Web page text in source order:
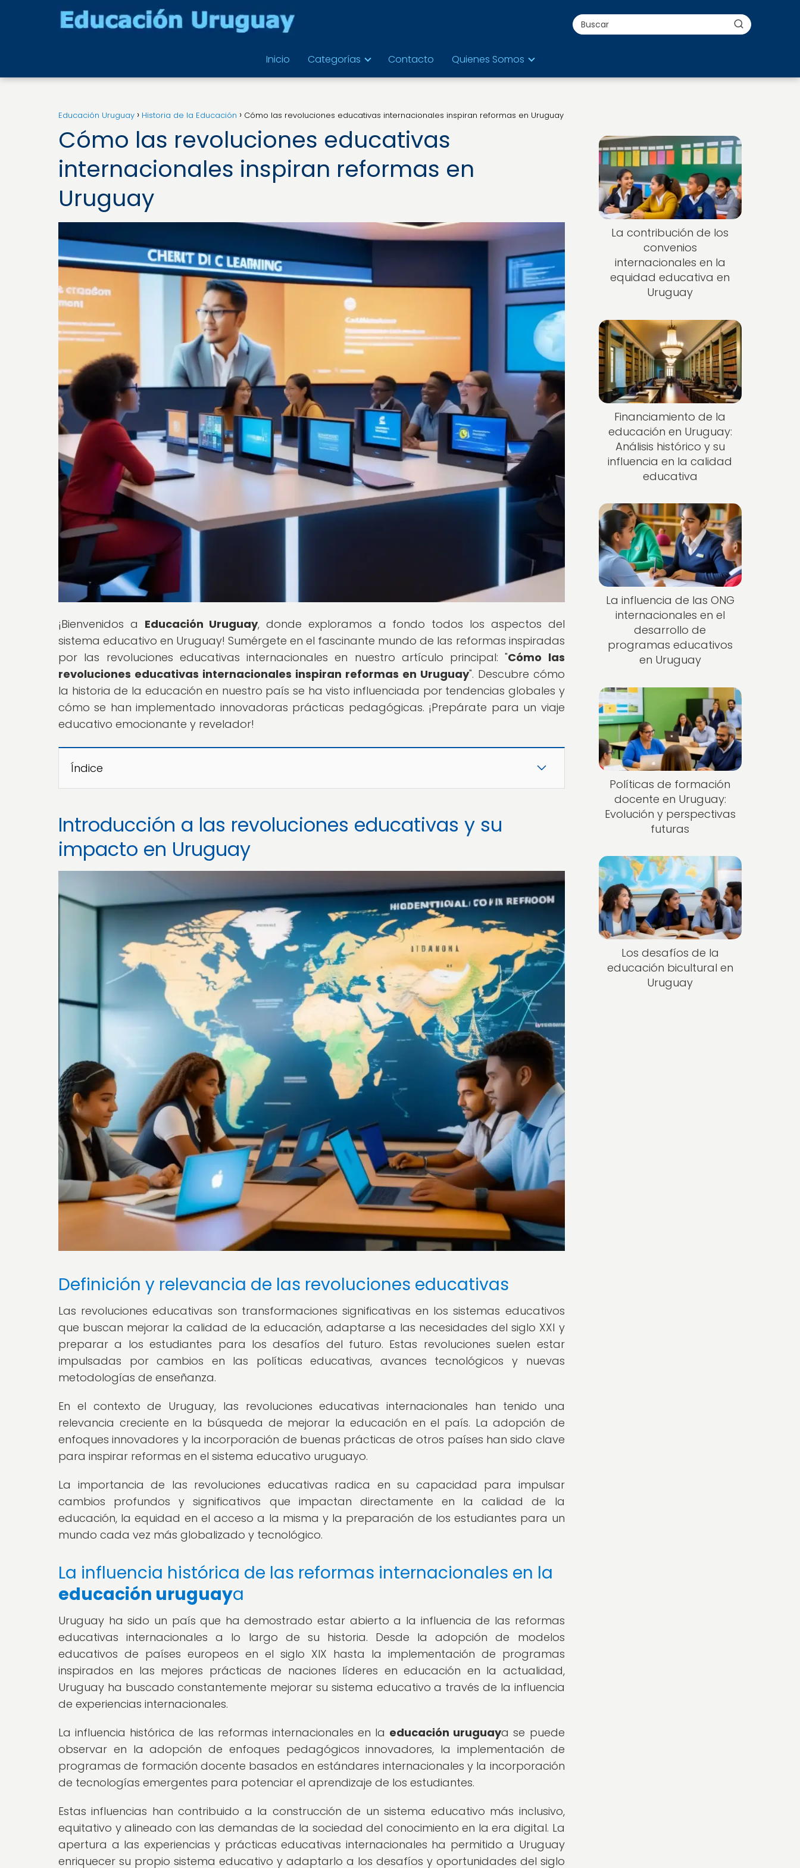
Inicio Categorías Contacto Quienes Somos
Educación Uruguay Historia de la Educación Cómo las revoluciones educativas internacionales inspiran reformas en Uruguay
Cómo las revoluciones educativas
internacionales inspiran reformas en
Uruguay
¡Bienvenidos a Educación Uruguay, donde exploramos a fondo todos los aspectos del
sistema educativo en Uruguay! Sumérgete en el fascinante mundo de las reformas inspiradas
por las revoluciones educativas internacionales en nuestro artículo principal: "Cómo las
revoluciones educativas internacionales inspiran reformas en Uruguay". Descubre cómo
la historia de la educación en nuestro país se ha visto influenciada por tendencias globales y
cómo se han implementado innovadoras prácticas pedagógicas. ¡Prepárate para un viaje
educativo emocionante y revelador!
Índice
Introducción a las revoluciones educativas y su
impacto en Uruguay
Definición y relevancia de las revoluciones educativas
Las revoluciones educativas son transformaciones significativas en los sistemas educativos
que buscan mejorar la calidad de la educación, adaptarse a las necesidades del siglo XXI y
preparar a los estudiantes para los desafíos del futuro. Estas revoluciones suelen estar
impulsadas por cambios en las políticas educativas, avances tecnológicos y nuevas
metodologías de enseñanza.
En el contexto de Uruguay, las revoluciones educativas internacionales han tenido una
relevancia creciente en la búsqueda de mejorar la educación en el país. La adopción de
enfoques innovadores y la incorporación de buenas prácticas de otros países han sido clave
para inspirar reformas en el sistema educativo uruguayo.
La importancia de las revoluciones educativas radica en su capacidad para impulsar
cambios profundos y significativos que impactan directamente en la calidad de la
educación, la equidad en el acceso a la misma y la preparación de los estudiantes para un
mundo cada vez más globalizado y tecnológico.
La influencia histórica de las reformas internacionales en la
educación uruguaya
Uruguay ha sido un país que ha demostrado estar abierto a la influencia de las reformas
educativas internacionales a lo largo de su historia. Desde la adopción de modelos
educativos de países europeos en el siglo XIX hasta la implementación de programas
inspirados en las mejores prácticas de naciones líderes en educación en la actualidad,
Uruguay ha buscado constantemente mejorar su sistema educativo a través de la influencia
de experiencias internacionales.
La influencia histórica de las reformas internacionales en la educación uruguaya se puede
observar en la adopción de enfoques pedagógicos innovadores, la implementación de
programas de formación docente basados en estándares internacionales y la incorporación
de tecnologías emergentes para potenciar el aprendizaje de los estudiantes.
Estas influencias han contribuido a la construcción de un sistema educativo más inclusivo,
equitativo y alineado con las demandas de la sociedad del conocimiento en la era digital. La
apertura a las experiencias y prácticas educativas internacionales ha permitido a Uruguay
enriquecer su propio sistema educativo y adaptarlo a los desafíos y oportunidades del siglo
La contribución de los
convenios
internacionales en la
equidad educativa en
Uruguay
Financiamiento de la
educación en Uruguay:
Análisis histórico y su
influencia en la calidad
educativa
La influencia de las ONG
internacionales en el
desarrollo de
programas educativos
en Uruguay
Políticas de formación
docente en Uruguay:
Evolución y perspectivas
futuras
Los desafíos de la
educación bicultural en
Uruguay